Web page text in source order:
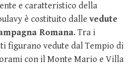
e caratteristico della
è costituito dalle vedute
Romana. Tra i
figurano vedute dal Tempio di
con il Monte Mario e Villa